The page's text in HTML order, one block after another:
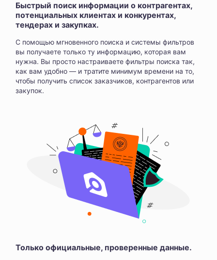
Быстрый поиск информации о контрагентах,
потенциальных клиентах и конкурентах,
тендерах и закупках.
С помощью мгновенного поиска и системы фильтров
вы получаете только ту информацию, которая вам
нужна. Вы просто настраиваете фильтры поиска так,
как вам удобно — и тратите минимум времени на то,
чтобы получить список заказчиков, контрагентов или
закупок.
Только официальные, проверенные данные.